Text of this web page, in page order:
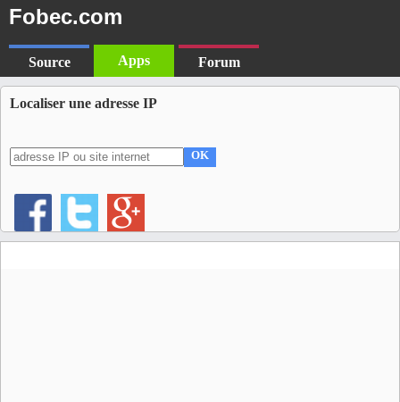
Fobec.com
Source Apps Forum
Localiser une adresse IP
OK